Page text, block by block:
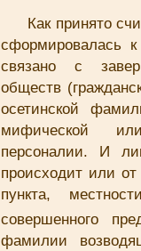
Как принято
сформировалась
связано с
обществ
осетинской
мифической
персоналии. И
происходит или от
пункта,
совершенного
фамилии